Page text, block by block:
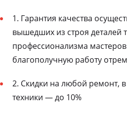
1. Гарантия качества
вышедших из строя
профессионализма
благополучную работу
2. Скидки на любой ремонт,
техники — до 10%